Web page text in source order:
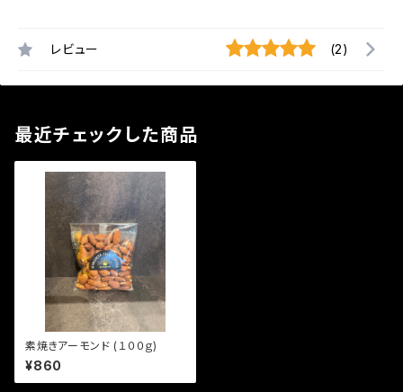
レビュー (2)
最近チェックした商品
素焼きアーモンド (１００ｇ)
¥860